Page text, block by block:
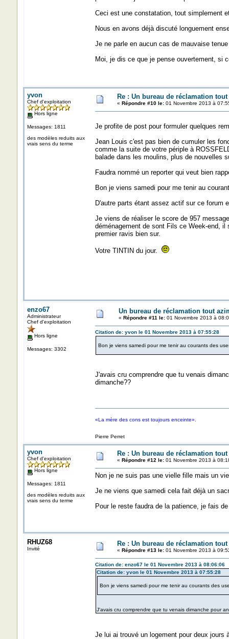
Ceci est une constatation, tout simplement
Nous en avons déjà discuté longuement
Je ne parle en aucun cas de mauvaise
Moi, je dis ce que je pense ouvertement, si
yvon
Chef d'exploitation
Hors ligne
Messages: 1811
des modèles reduits aux
vrais sens du terme
Re : Un bureau de réclamation
« Répondre #10 le:01 Novembre 2013 à
Je profite de post pour formuler quelques
Jean Louis c'est pas bien de cumuler les
comme la suite de votre périple à
balade dans les moulins, plus de nouvelles
Faudra nommé un reporter qui veut bien
Bon je viens samedi pour me tenir au
D'autre parts étant assez actif sur ce forum
Je viens de réaliser le score de 957
déménagement de sont Fils ce Week-end,
premier ravis bien sur.
Votre TINTIN du jour.
enzo67
Administrateur
Chef d'exploitation
Hors ligne
Messages: 3302
Un bureau de réclamation tout
« Répondre #11 le:01 Novembre 2013 à
Citation de: yvon le 01 Novembre 2013 à 07:55:28
Bon je viens samedi pour me tenir au courants des
J'avais cru comprendre que tu venais
dimanche??
«La mère des cons est toujours enceinte».
Pierre Perret
yvon
Chef d'exploitation
Hors ligne
Messages: 1811
des modèles reduits aux
vrais sens du terme
Re : Un bureau de réclamation
« Répondre #12 le:01 Novembre 2013 à
Non je ne suis pas une vielle fille mais un
Je ne viens que samedi cela fait déjà un
Pour le reste faudra de la patience, je fais
RHUZ68
Invité
Re : Un bureau de réclamation
« Répondre #13 le:01 Novembre 2013 à
Citation de: enzo67 le 01 Novembre 2013 à 08:06:06
Citation de: yvon le 01 Novembre 2013 à 07:55:28
Bon je viens samedi pour me tenir au courants des
J'avais cru comprendre que tu venais dimanche pour
Je lui ai trouvé un logement pour deux